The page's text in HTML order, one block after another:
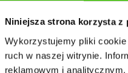
Niniejsza strona korzysta z
Wykorzystujemy pliki
ruch w naszej witrynie.
reklamowym i